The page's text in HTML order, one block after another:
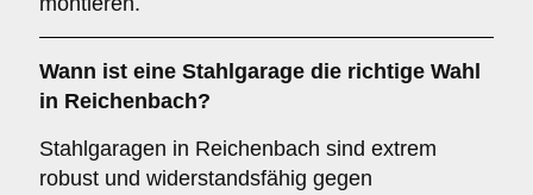
Wann ist eine Stahlgarage die richtige Wahl
in Reichenbach?
Stahlgaragen in Reichenbach sind extrem
robust und widerstandsfähig gegen